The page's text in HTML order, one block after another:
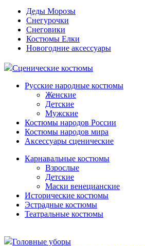
Деды Морозы
Снегурочки
Снеговики
Костюмы Елки
Новогодние аксессуары
Сценические костюмы
Русские народные костюмы
Женские
Детские
Мужские
Костюмы народов России
Костюмы народов мира
Аксессуары сценические
Карнавальные костюмы
Взрослые
Детские
Маски венецианские
Исторические костюмы
Эстрадные костюмы
Театральные костюмы
Головные уборы